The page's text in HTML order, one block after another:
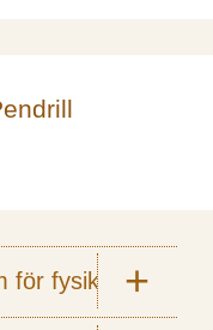
för fysik